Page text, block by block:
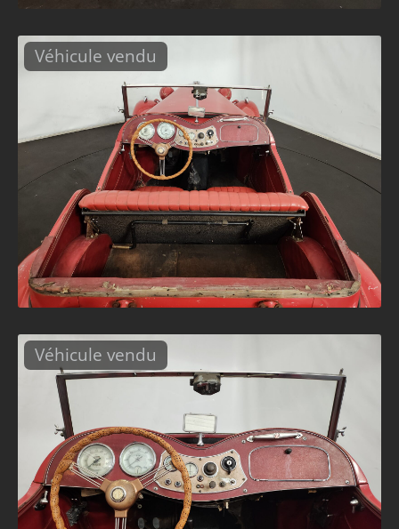
Véhicule vendu
Véhicule vendu